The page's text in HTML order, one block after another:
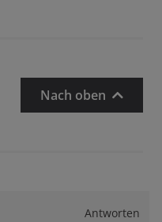
Nach oben
Antworten